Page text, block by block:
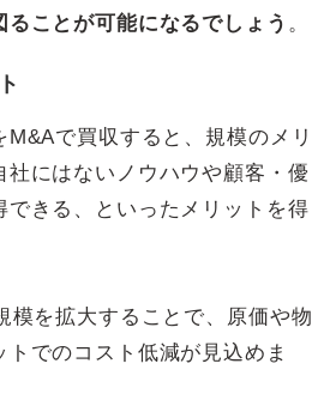
ことが可能になるでしょう 。
M&Aで買収すると、規模のメリ
社にはないノウハウや顧客・優
できる、といったメリットを得
模を拡大することで、原価や物
でのコスト低減が見込めま